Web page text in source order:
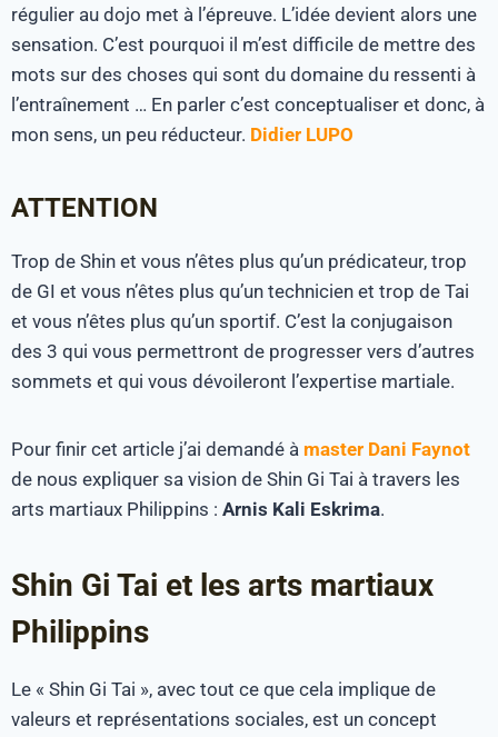
régulier au dojo met à l’épreuve. L’idée devient alors une
sensation. C’est pourquoi il m’est difficile de mettre des
mots sur des choses qui sont du domaine du ressenti à
l’entraînement … En parler c’est conceptualiser et donc, à
mon sens, un peu réducteur. Didier LUPO
ATTENTION
Trop de Shin et vous n’êtes plus qu’un prédicateur, trop
de GI et vous n’êtes plus qu’un technicien et trop de Tai
et vous n’êtes plus qu’un sportif. C’est la conjugaison
des 3 qui vous permettront de progresser vers d’autres
sommets et qui vous dévoileront l’expertise martiale.
Pour finir cet article j’ai demandé à master Dani Faynot
de nous expliquer sa vision de Shin Gi Tai à travers les
arts martiaux Philippins : Arnis Kali Eskrima.
Shin Gi Tai et les arts martiaux
Philippins
Le « Shin Gi Tai », avec tout ce que cela implique de
valeurs et représentations sociales, est un concept